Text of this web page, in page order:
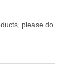
please do